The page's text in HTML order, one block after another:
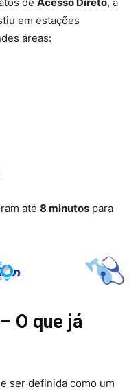
em estações
áreas:
até 8 minutos para
O que já
ser definida como um